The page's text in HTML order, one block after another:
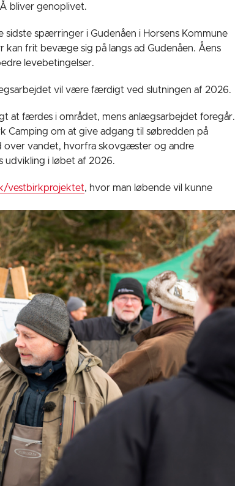
bliver genoplivet.
spærringer i Gudenåen i Horsens Kommune
frit bevæge sig på langs ad Gudenåen. Åens
levebetingelser.
vil være færdigt ved slutningen af 2026.
at færdes i området, mens anlægsarbejdet foregår.
Camping om at give adgang til søbredden på
over vandet, hvorfra skovgæster og andre
udvikling i løbet af 2026.
vestbirkprojektet, hvor man løbende vil kunne